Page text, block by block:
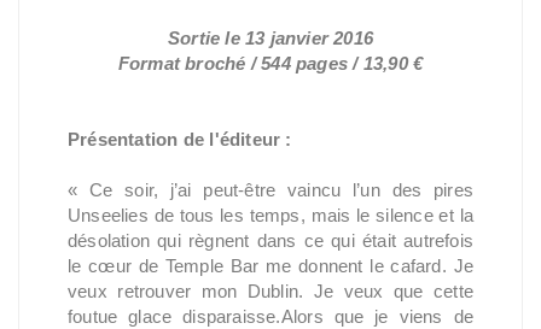
Sortie le 13 janvier 2016
Format broché / 544 pages / 13,90 €
Présentation de l'éditeur :
« Ce soir, j’ai peut-être vaincu l’un des pires
Unseelies de tous les temps, mais le silence et la
désolation qui règnent dans ce qui était autrefois
le cœur de Temple Bar me donnent le cafard. Je
veux retrouver mon Dublin. Je veux que cette
foutue glace disparaisse.Alors que je viens de